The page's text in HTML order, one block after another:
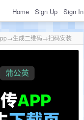
Home Sign Up Sign In
生成二维码→扫码安装